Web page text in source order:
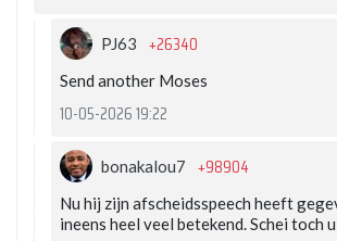
PJ63 +26340
Send another Moses
10-05-2026 19:22
bonakalou7 +98904
Nu hij zijn afscheidsspeech heeft
ineens heel veel betekend. Schei toch